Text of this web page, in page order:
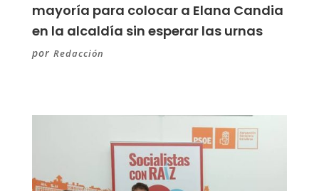
mayoría para colocar a Elana Candia
en la alcaldía sin esperar las urnas
por Redacción